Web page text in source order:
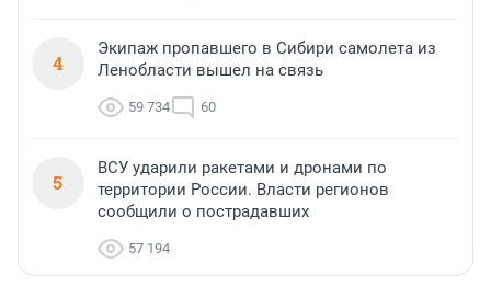
4
Экипаж пропавшего в Сибири самолета из
Ленобласти вышел на связь
59 734 60
5
ВСУ ударили ракетами и дронами по
территории России. Власти регионов
сообщили о пострадавших
57 194